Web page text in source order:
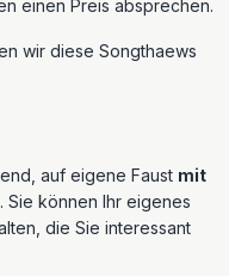
einen Preis absprechen.
wir diese Songthaews
auf eigene Faust mit
Sie können Ihr eigenes
die Sie interessant